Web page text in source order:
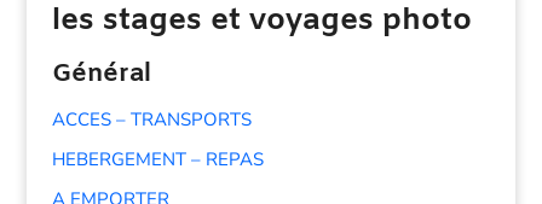
les stages et voyages photo
Général
ACCES – TRANSPORTS
HEBERGEMENT – REPAS
A EMPORTER